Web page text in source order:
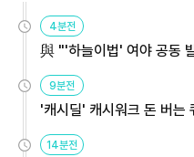
4분전
與 "'하늘이법' 여야 공동
9분전
'캐시딜' 캐시워크 돈 버는
14분전